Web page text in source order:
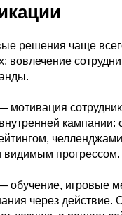
решения чаще
вовлечение
мотивация
видимым прогрессом.
обучение, игровые
через действие.